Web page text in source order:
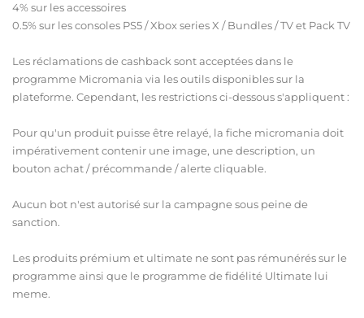
4% sur les accessoires
0.5% sur les consoles PS5 / Xbox series X / Bundles / TV et Pack TV
Les réclamations de cashback sont acceptées dans le
programme Micromania via les outils disponibles sur la
plateforme. Cependant, les restrictions ci-dessous s'appliquent :
Pour qu'un produit puisse être relayé, la fiche micromania doit
impérativement contenir une image, une description, un
bouton achat / précommande / alerte cliquable.
Aucun bot n'est autorisé sur la campagne sous peine de
sanction.
Les produits prémium et ultimate ne sont pas rémunérés sur le
programme ainsi que le programme de fidélité Ultimate lui
meme.